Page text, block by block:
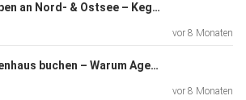
zu kurz, damit der Urlaub für alle
wer über Silvester reisen möchte,
ist. So wird dein Ferienhausurlaub
#022 Robben an Nord- & Ostsee – Kegelrobben & Seehunde 🦭 | Naturerlebnis am Meer
vor 8 Monaten
#021 Ferienhaus buchen – Warum Agentur statt Plattform | Mehr Service, weniger Stress
vor 8 Monaten